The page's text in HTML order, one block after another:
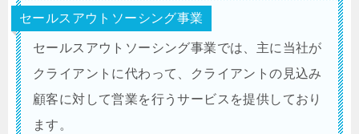
セールスアウトソーシング事業
セールスアウトソーシング事業では、主に当社が
クライアントに代わって、クライアントの見込み
顧客に対して営業を行うサービスを提供しており
ます。